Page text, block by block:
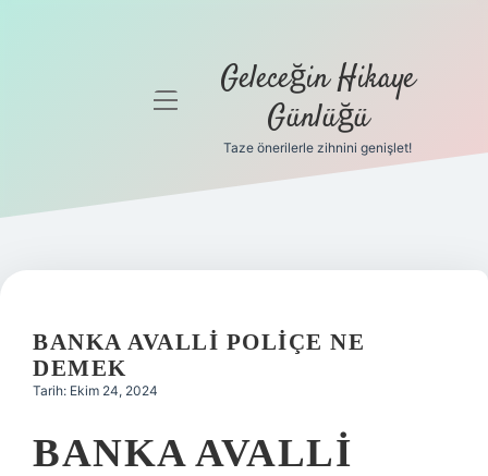
Gizlilik
Hakkımızda
menüyü Geleceğin Hikaye
Günlüğü
Taze önerilerle zihnini genişlet!
BANKA AVALLI POLIÇE NE
DEMEK
Tarih: Ekim 24, 2024
BANKA AVALLI